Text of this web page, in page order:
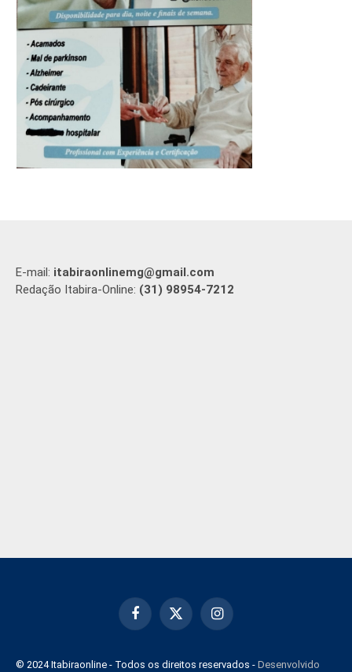
E-mail: itabiraonlinemg@gmail.com
Redação Itabira-Online: (31) 98954-7212
Facebook
X
Instagram
© 2024 Itabiraonline - Todos os direitos reservados - Desenvolvido